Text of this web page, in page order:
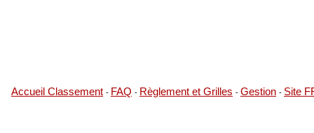
Accueil Classement - FAQ - Règlement et Grilles - Gestion - Site